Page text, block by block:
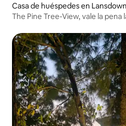
Casa de huéspedes en
The Pine Tree-View, vale la pena